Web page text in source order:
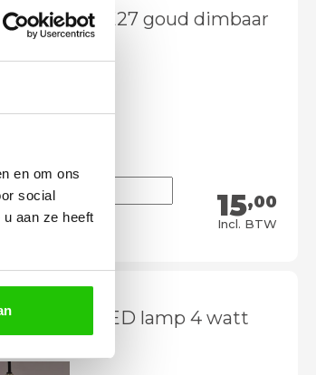
en om ons
social
aan ze heeft
4 watt E27 goud dimbaar
15,00
Incl. BTW
smoke LED lamp 4 watt